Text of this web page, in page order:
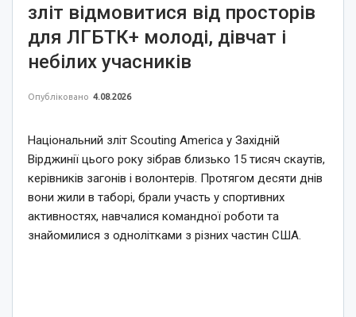
зліт відмовитися від просторів
для ЛГБТК+ молоді, дівчат і
небілих учасників
Опубліковано 4.08.2026
Національний зліт Scouting America у Західній
Вірджинії цього року зібрав близько 15 тисяч скаутів,
керівників загонів і волонтерів. Протягом десяти днів
вони жили в таборі, брали участь у спортивних
активностях, навчалися командної роботи та
знайомилися з однолітками з різних частин США.